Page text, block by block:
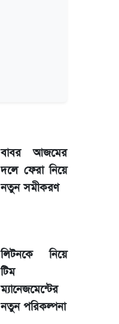
বাবর আজমের
দলে ফেরা নিয়ে
নতুন সমীকরণ
লিটনকে নিয়ে
টিম
ম্যানেজমেন্টের
নতুন পরিকল্পনা